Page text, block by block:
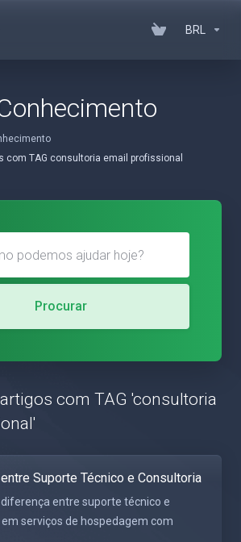
BRL
com TAG consultoria email profissional
Procurar
com TAG 'consultoria
Suporte Técnico e Consultoria
diferença entre suporte técnico e
serviços de hospedagem com